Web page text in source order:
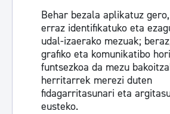
Behar bezala aplikatuz
erraz identifikatuko eta
udal-izaerako mezuak;
grafiko eta komunikatibo
funtsezkoa da mezu
herritarrek merezi duten
fidagarritasunari eta
eusteko.